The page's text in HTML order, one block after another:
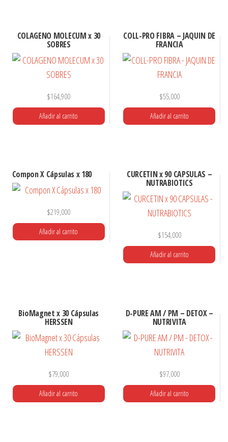
COLAGENO MOLECUM x 30
SOBRES
$164,900
Añadir al carrito
COLL-PRO FIBRA – JAQUIN DE
FRANCIA
$55,000
Añadir al carrito
Compon X Cápsulas x 180
$219,000
Añadir al carrito
CURCETIN x 90 CAPSULAS –
NUTRABIOTICS
$154,000
Añadir al carrito
BioMagnet x 30 Cápsulas
HERSSEN
$79,000
Añadir al carrito
D-PURE AM / PM – DETOX –
NUTRIVITA
$97,000
Añadir al carrito